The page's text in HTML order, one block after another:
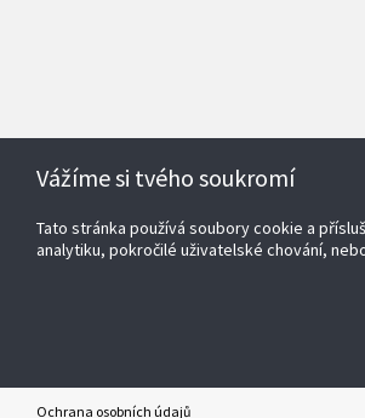
© 2026 Johnson Controls.
Vážíme si tvého soukromí
Tato stránka používá soubory cookie a
analytiku, pokročilé uživatelské chování,
Ochrana osobních údajů